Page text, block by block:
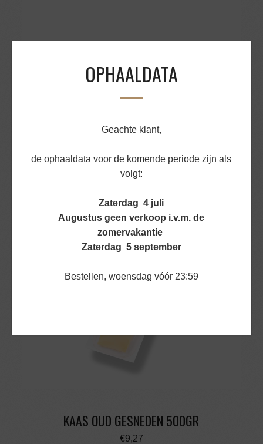
OPHAALDATA
Geachte klant,
de ophaaldata voor de komende periode zijn als
volgt:
Zaterdag 4 juli
Augustus geen verkoop i.v.m. de
zomervakantie
Zaterdag 5 september
Bestellen, woensdag vóór 23:59
KAAS OUD GESNEDEN 500GR
€9,27